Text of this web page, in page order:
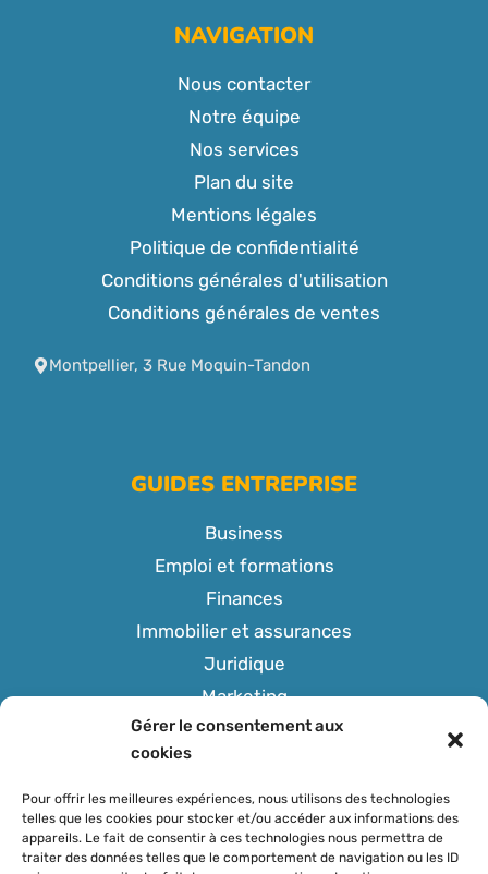
Gérer le consentement aux
cookies
Pour offrir les meilleures expériences, nous utilisons des technologies
telles que les cookies pour stocker et/ou accéder aux informations des
appareils. Le fait de consentir à ces technologies nous permettra de
traiter des données telles que le comportement de navigation ou les ID
NAVIGATION
Nous contacter
Notre équipe
Nos services
Plan du site
Mentions légales
Politique de confidentialité
Conditions générales d'utilisation
Conditions générales de ventes
Montpellier, 3 Rue Moquin-Tandon
GUIDES ENTREPRISE
Business
Emploi et formations
Finances
Immobilier et assurances
Juridique
Marketing
Tech
SUIVEZ-NOUS